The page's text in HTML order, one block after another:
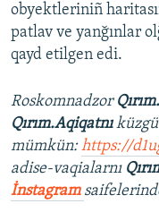
obyektleriniñ
patlav ve yanğınlar
qayd etilgen edi.
Roskomnadzor
Qırım.Aqiqatnıküzgü
mümkün:https://
adise-vaqialarnı
İnstagram